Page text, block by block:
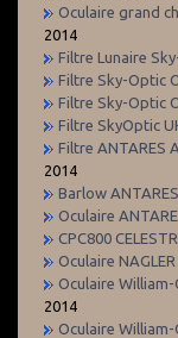
Oculaire grand
2014
Filtre Lunaire
Filtre Sky-Optic
Filtre Sky-Optic
Filtre SkyOptic
Filtre ANTARES
2014
Barlow
Oculaire
CPC800
Oculaire
Oculaire
2014
Oculaire William-